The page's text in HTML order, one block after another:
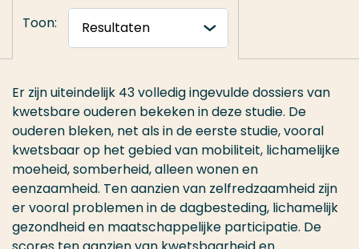
Toon:
Er zijn uiteindelijk 43 volledig ingevulde dossiers van
kwetsbare ouderen bekeken in deze studie. De
ouderen bleken, net als in de eerste studie, vooral
kwetsbaar op het gebied van mobiliteit, lichamelijke
moeheid, somberheid, alleen wonen en
eenzaamheid. Ten aanzien van zelfredzaamheid zijn
er vooral problemen in de dagbesteding, lichamelijk
gezondheid en maatschappelijke participatie. De